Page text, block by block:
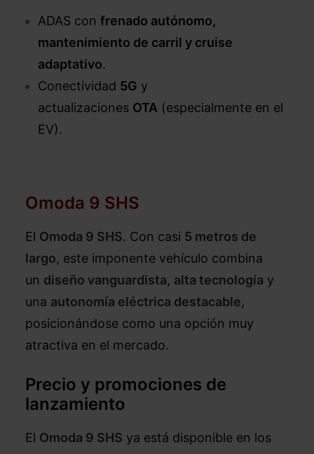
ADAS con frenado autónomo,
mantenimiento de carril y cruise
adaptativo.
Conectividad 5G y
actualizaciones OTA (especialmente en el
EV).
Omoda 9 SHS
El Omoda 9 SHS. Con casi 5 metros de
largo, este imponente vehículo combina
un diseño vanguardista, alta tecnología y
una autonomía eléctrica destacable,
posicionándose como una opción muy
atractiva en el mercado.
Precio y promociones de
lanzamiento
El Omoda 9 SHS ya está disponible en los